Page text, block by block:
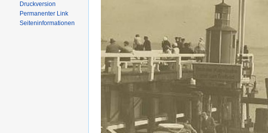
Druckversion
Permanenter Link
Seiten­informationen